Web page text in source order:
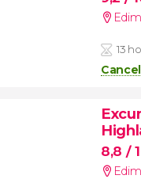
13
8,8 /